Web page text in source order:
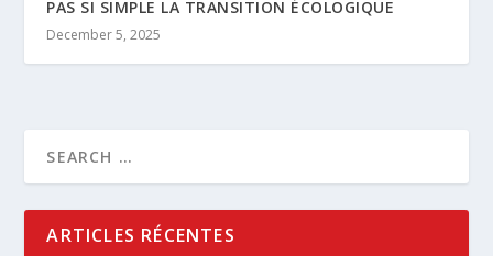
PAS SI SIMPLE LA TRANSITION ÉCOLOGIQUE
December 5, 2025
ARTICLES RÉCENTES